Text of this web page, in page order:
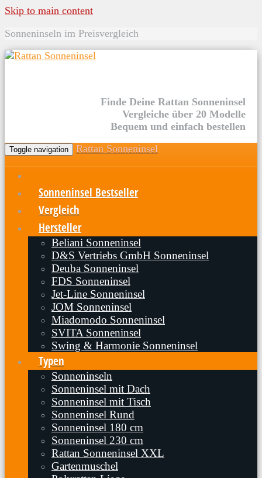
Skip to main content
Sonneninseln im Preisvergleich
Finde Deine Rattan Sonneninsel
Vergleiche über 20 Modelle
Bequem und einfach bestellen
Toggle navigation Rattan Sonneninsel
Sonneninsel Bestseller
Vergleich
Hersteller
Beliani Sonneninsel
D&S Vertriebs GmbH Sonneninsel
Deuba Sonneninsel
FDS Sonneninsel
Jet-Line Sonneninsel
JOM Sonneninsel
Miadomodo Sonneninsel
SVITA Sonneninsel
Swing & Harmonie Sonneninsel
Typen
Sonneninseln
Sonneninsel mit Dach
Sonneninsel mit Tisch
Sonneninsel Rund
Sonneninsel 180 cm
Sonneninsel 230 cm
Rattan Sonneninsel XXL
Gartenmuschel